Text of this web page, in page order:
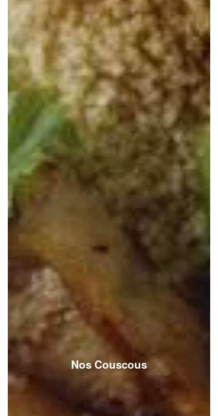
Nos Couscous